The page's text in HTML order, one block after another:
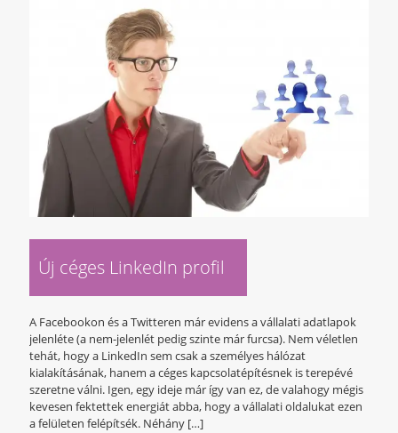
Új céges LinkedIn profil
A Facebookon és a Twitteren már evidens a vállalati adatlapok
jelenléte (a nem-jelenlét pedig szinte már furcsa). Nem véletlen
tehát, hogy a LinkedIn sem csak a személyes hálózat
kialakításának, hanem a céges kapcsolatépítésnek is terepévé
szeretne válni. Igen, egy ideje már így van ez, de valahogy mégis
kevesen fektettek energiát abba, hogy a vállalati oldalukat ezen
a felületen felépítsék. Néhány […]